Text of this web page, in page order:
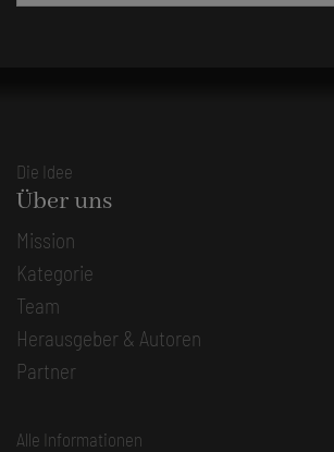
Die Idee
Über uns
Mission
Kategorie
Team
Herausgeber & Autoren
Partner
Alle Informationen